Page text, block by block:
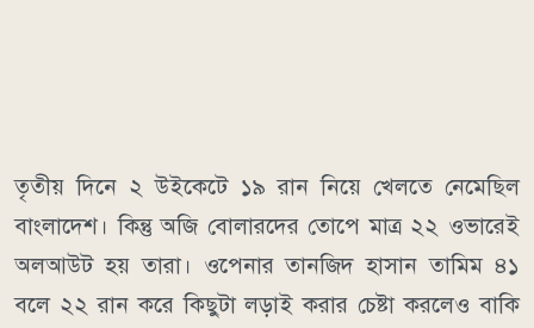
তৃতীয় দিনে ২ উইকেটে ১৯ রান নিয়ে খেলতে নেমেছিল
বাংলাদেশ। কিন্তু অজি বোলারদের তোপে মাত্র ২২ ওভারেই
অলআউট হয় তারা। ওপেনার তানজিদ হাসান তামিম ৪১
বলে ২২ রান করে কিছুটা লড়াই করার চেষ্টা করলেও বাকি